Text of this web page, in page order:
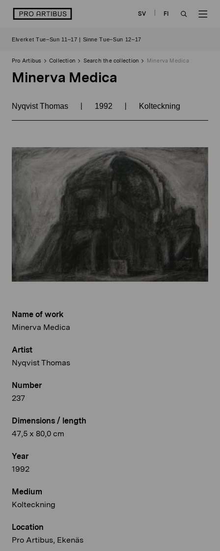
logo SV
FI
Elverket Tue–Sun 11–17 | Sinne Tue–Sun 12–17
Pro Artibus Collection Search the collection Minerva Medica
Minerva Medica
Nyqvist Thomas | 1992 | Kolteckning
Name of work
Minerva Medica
Artist
Nyqvist Thomas
Number
237
Dimensions / length
47,5 x 80,0 cm
Year
1992
Medium
Kolteckning
Location
Pro Artibus, Ekenäs